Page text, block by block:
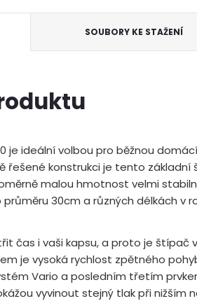
SOUBORY KE STAŽENÍ
je ideální volbou pro běžnou domácí
řešené konstrukci je tento základní
malou hmotnost velmi
30cm a různých délkách v
čas i vaši kapsu, a proto je štípač
je vysoká rychlost zpětného
Vario a posledním třetím
vyvinout stejný tlak při nižším